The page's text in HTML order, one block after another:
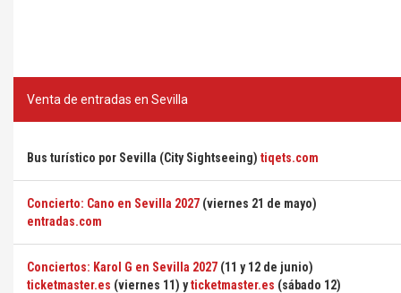
Venta de entradas en Sevilla
Bus turístico por Sevilla (City Sightseeing) tiqets.com
Concierto: Cano en Sevilla 2027 (viernes 21 de mayo)
entradas.com
Conciertos: Karol G en Sevilla 2027 (11 y 12 de junio)
ticketmaster.es (viernes 11) yticketmaster.es (sábado 12)